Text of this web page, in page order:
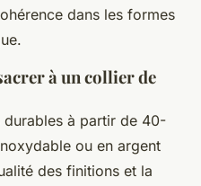
dans les formes
à un collier de
durables à partir de 40-
ou en argent
des finitions et la